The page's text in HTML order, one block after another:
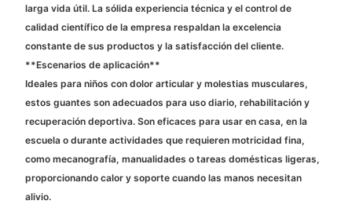
larga vida útil. La sólida experiencia técnica y el control de
calidad científico de la empresa respaldan la excelencia
constante de sus productos y la satisfacción del cliente.
**Escenarios de aplicación**
Ideales para niños con dolor articular y molestias musculares,
estos guantes son adecuados para uso diario, rehabilitación y
recuperación deportiva. Son eficaces para usar en casa, en la
escuela o durante actividades que requieren motricidad fina,
como mecanografía, manualidades o tareas domésticas ligeras,
proporcionando calor y soporte cuando las manos necesitan
alivio.